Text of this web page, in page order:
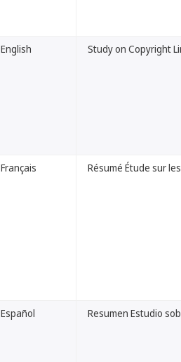
English Study on Copyright
Français Résumé Étude sur
Español Resumen Estudio